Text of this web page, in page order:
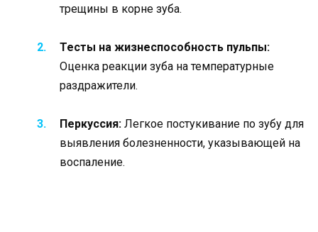
трещины в корне зуба.
Тесты на жизнеспособность пульпы:
Оценка реакции зуба на температурные
раздражители.
Перкуссия: Легкое постукивание по зубу для
выявления болезненности, указывающей на
воспаление.